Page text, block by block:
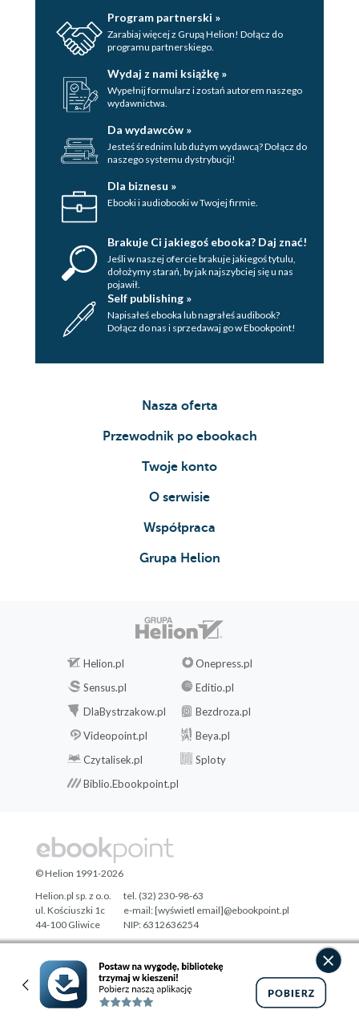
Program partnerski »
Zarabiaj więcej z Grupą Helion! Dołącz do
programu partnerskiego.
Wydaj z nami książkę »
Wypełnij formularz i zostań autorem naszego
wydawnictwa.
Da wydawców »
Jesteś średnim lub dużym wydawcą? Dołącz do
naszego systemu dystrybucji!
Dla biznesu »
Ebooki i audiobooki w Twojej firmie.
Brakuje Ci jakiegoś ebooka? Daj znać!
Jeśli w naszej ofercie brakuje jakiegoś tytulu,
dołożymy starań, by jak najszybciej się u nas
pojawił.
Self publishing »
Napisałeś ebooka lub nagrałeś audibook?
Dołącz do nas i sprzedawaj go w Ebookpoint!
Nasza oferta
Przewodnik po ebookach
Twoje konto
O serwisie
Współpraca
Grupa Helion
Helion.pl
Onepress.pl
Sensus.pl
Editio.pl
DlaBystrzakow.pl
Bezdroza.pl
Videopoint.pl
Beya.pl
Czytalisek.pl
Sploty
Biblio.Ebookpoint.pl
Designed with ♥ byTonik.pl
© Helion 1991-2026
Helion.pl sp. z o.o.
ul. Kościuszki 1c
44-100 Gliwice
tel. (32) 230-98-63
e-mail:[wyświetl email]@ebookpoint.pl
NIP: 6312636254
Regon: 241989027
Pełna wersja strony »